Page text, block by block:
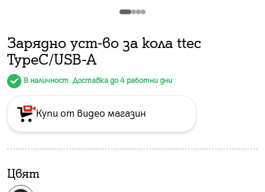
Зарядно уст-во за кола ttec
TypeC/USB-A
В наличност. Доставка до 4 работни дни
Купи от видео магазин
Цвят